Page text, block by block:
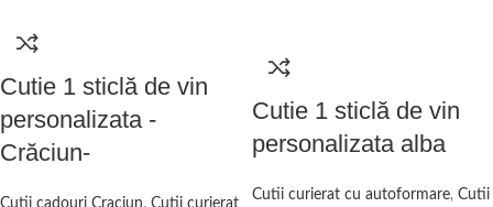
Cutie 1 sticlă de vin
personalizata -
Crăciun-
Cutii cadouri Craciun, Cutii curierat
Cutie 1 sticlă de vin
personalizata alba
Cutii curierat cu autoformare, Cutii